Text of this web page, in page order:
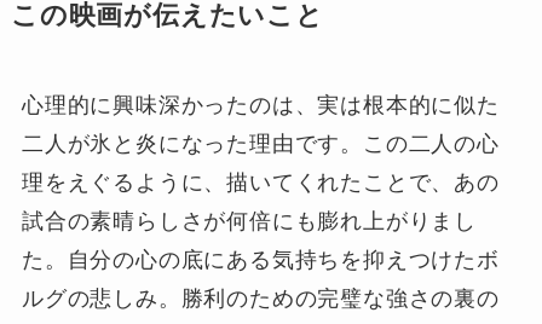
この映画が伝えたいこと
心理的に興味深かったのは、実は根本的に似た
二人が氷と炎になった理由です。この二人の心
理をえぐるように、描いてくれたことで、あの
試合の素晴らしさが何倍にも膨れ上がりまし
た。自分の心の底にある気持ちを抑えつけたボ
ルグの悲しみ。勝利のための完璧な強さの裏の